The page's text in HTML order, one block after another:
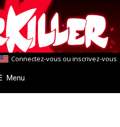
Connectez-vous ou inscrivez-vous
Menu